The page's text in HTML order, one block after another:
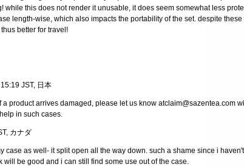
while this does not render it unusable, it does seem somewhat less
length-wise, which also impacts the portability of the set. despite
better for travel!
JST, 日本
a product arrives damaged, please let us know atclaim@sazentea.com
in such cases.
カナダ
case as well- it split open all the way down. such a shame since i
will be good and i can still find some use out of the case.